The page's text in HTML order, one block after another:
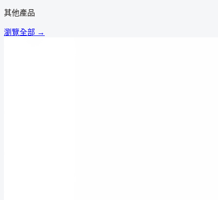
其他產品
瀏覽全部 →